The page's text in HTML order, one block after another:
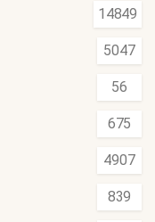
14849
5047
56
675
4907
839